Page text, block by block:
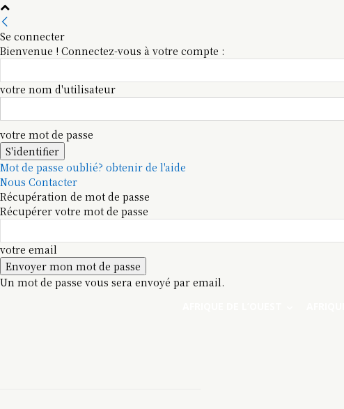
Se connecter
Bienvenue ! Connectez-vous à votre compte :
votre nom d'utilisateur
votre mot de passe
Mot de passe oublié? obtenir de l'aide
Nous Contacter
Récupération de mot de passe
Récupérer votre mot de passe
votre email
Un mot de passe vous sera envoyé par email.